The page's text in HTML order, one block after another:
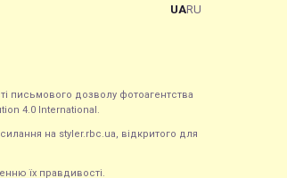
UARU
письмового дозволу фотоагентства
4.0 International.
на styler.rbc.ua, відкритого для
їх правдивості.